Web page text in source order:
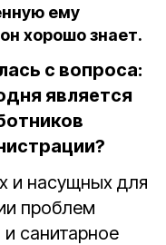
ему
хорошо знает.
с вопроса:
является
и насущных для
проблем
и санитарное